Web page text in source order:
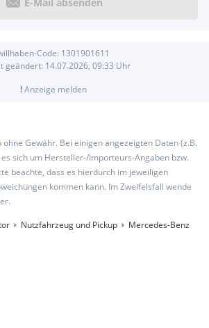
E-Mail absenden
Code: 1301901611
geändert: 14.07.2026, 09:33 Uhr
!Anzeige melden
ohne Gewähr. Bei einigen angezeigten Daten (z.B.
sich um Hersteller-/Importeurs-Angaben bzw.
beachte, dass es hierdurch im jeweiligen
kommen kann. Im Zweifelsfall wende
Nutzfahrzeug und Pickup
Mercedes-Benz